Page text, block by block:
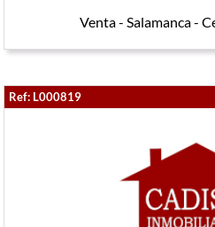
Venta - Salamanca -
Ref: L000819